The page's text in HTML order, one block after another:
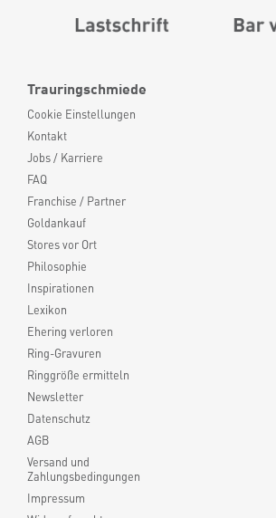
Trauringschmiede
Cookie Einstellungen
Kontakt
Jobs / Karriere
FAQ
Franchise / Partner
Goldankauf
Stores vor Ort
Philosophie
Inspirationen
Lexikon
Ehering verloren
Ring-Gravuren
Ringgröße ermitteln
Newsletter
Datenschutz
AGB
Versand und
Zahlungsbedingungen
Impressum